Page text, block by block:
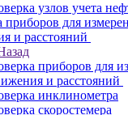
узлов учета
приборов для
и расстояний
приборов для
и расстояний
инклинометра
скоростемера